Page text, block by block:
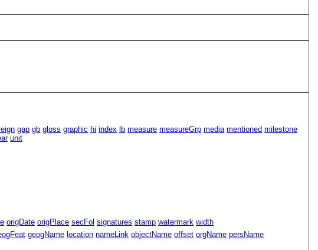
gap gb gloss graphic hi index lb measure measureGrp media mentioned milestone
unit
origDate origPlace secFol signatures stamp watermark width
geogName location nameLink objectName offset orgName persName